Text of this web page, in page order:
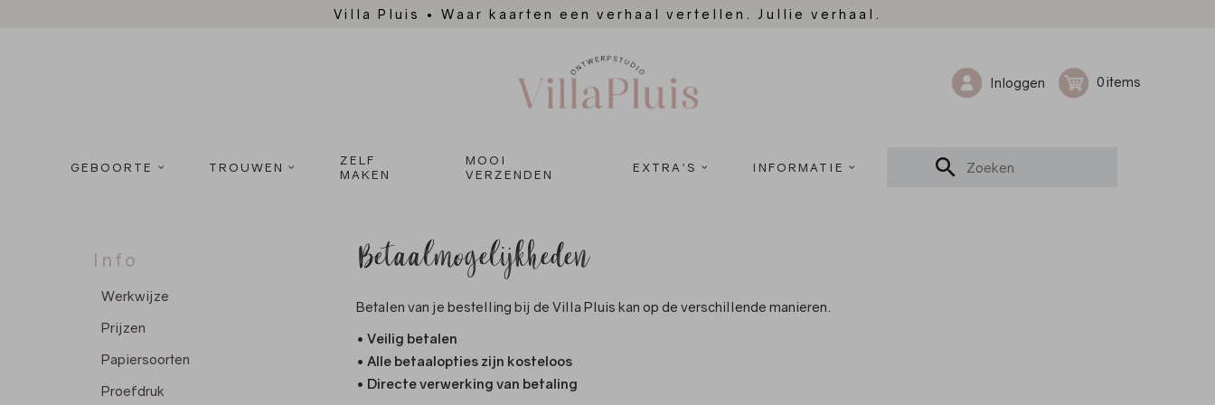
Villa Pluis • Waar kaarten een verhaal vertellen. Jullie verhaal.
Inloggen 0
GEBOORTE TROUWEN
ZELF
MAKEN
MOOI
VERZENDEN
EXTRA'S INFORMATIE
Info
Werkwijze
Prijzen
Papiersoorten
Proefdruk
Betaalmogelijkheden
Betalen van je bestelling bij de Villa Pluis kan op de verschillende manieren.
• Veilig betalen
• Alle betaalopties zijn kosteloos
• Directe verwerking van betaling